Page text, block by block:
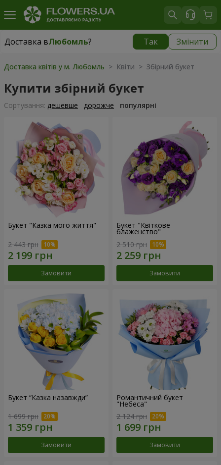
Доставка вЛюбомль? Так Змінити
Доставка вЛюбомль|
Доставка квітів у м. Любомль > Квіти > Збірний букет
Купити збірний букет
Сортування: дешевше дорожче популярні
Букет "Казка мого життя"
2 443 грн
Замовити
Букет "Квіткове
блаженство"
2 510 грн
Замовити
Букет “Казка назавжди”
1 699 грн
Замовити
Романтичний букет
"Небеса"
2 124 грн
Замовити